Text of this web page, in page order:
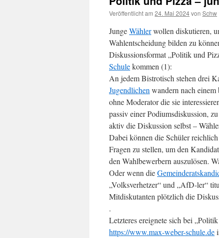
Veröffentlicht am 24. Mai 2024von Schw
JungeWählerwollen diskutieren,
Wahlentscheidung bilden zu
Diskussionsformat „Politik und
Schulekommen (1):
An jedem Bistrotisch stehen drei
Jugendlichen wandern nach
ohne Moderator die sie
passiv einer Podiumsdiskussion,
aktiv die Diskussion selbst –
Dabei können die Schüler
Fragen zu stellen, um den
den Wahlbewerbern auszulösen.
Oder wenn die
„Volksverhetzer“ und „AfD-ler“
Mitdiskutanten plötzlich die
.
Letzteres ereignete sich bei
https://www.max-weber-schule.de